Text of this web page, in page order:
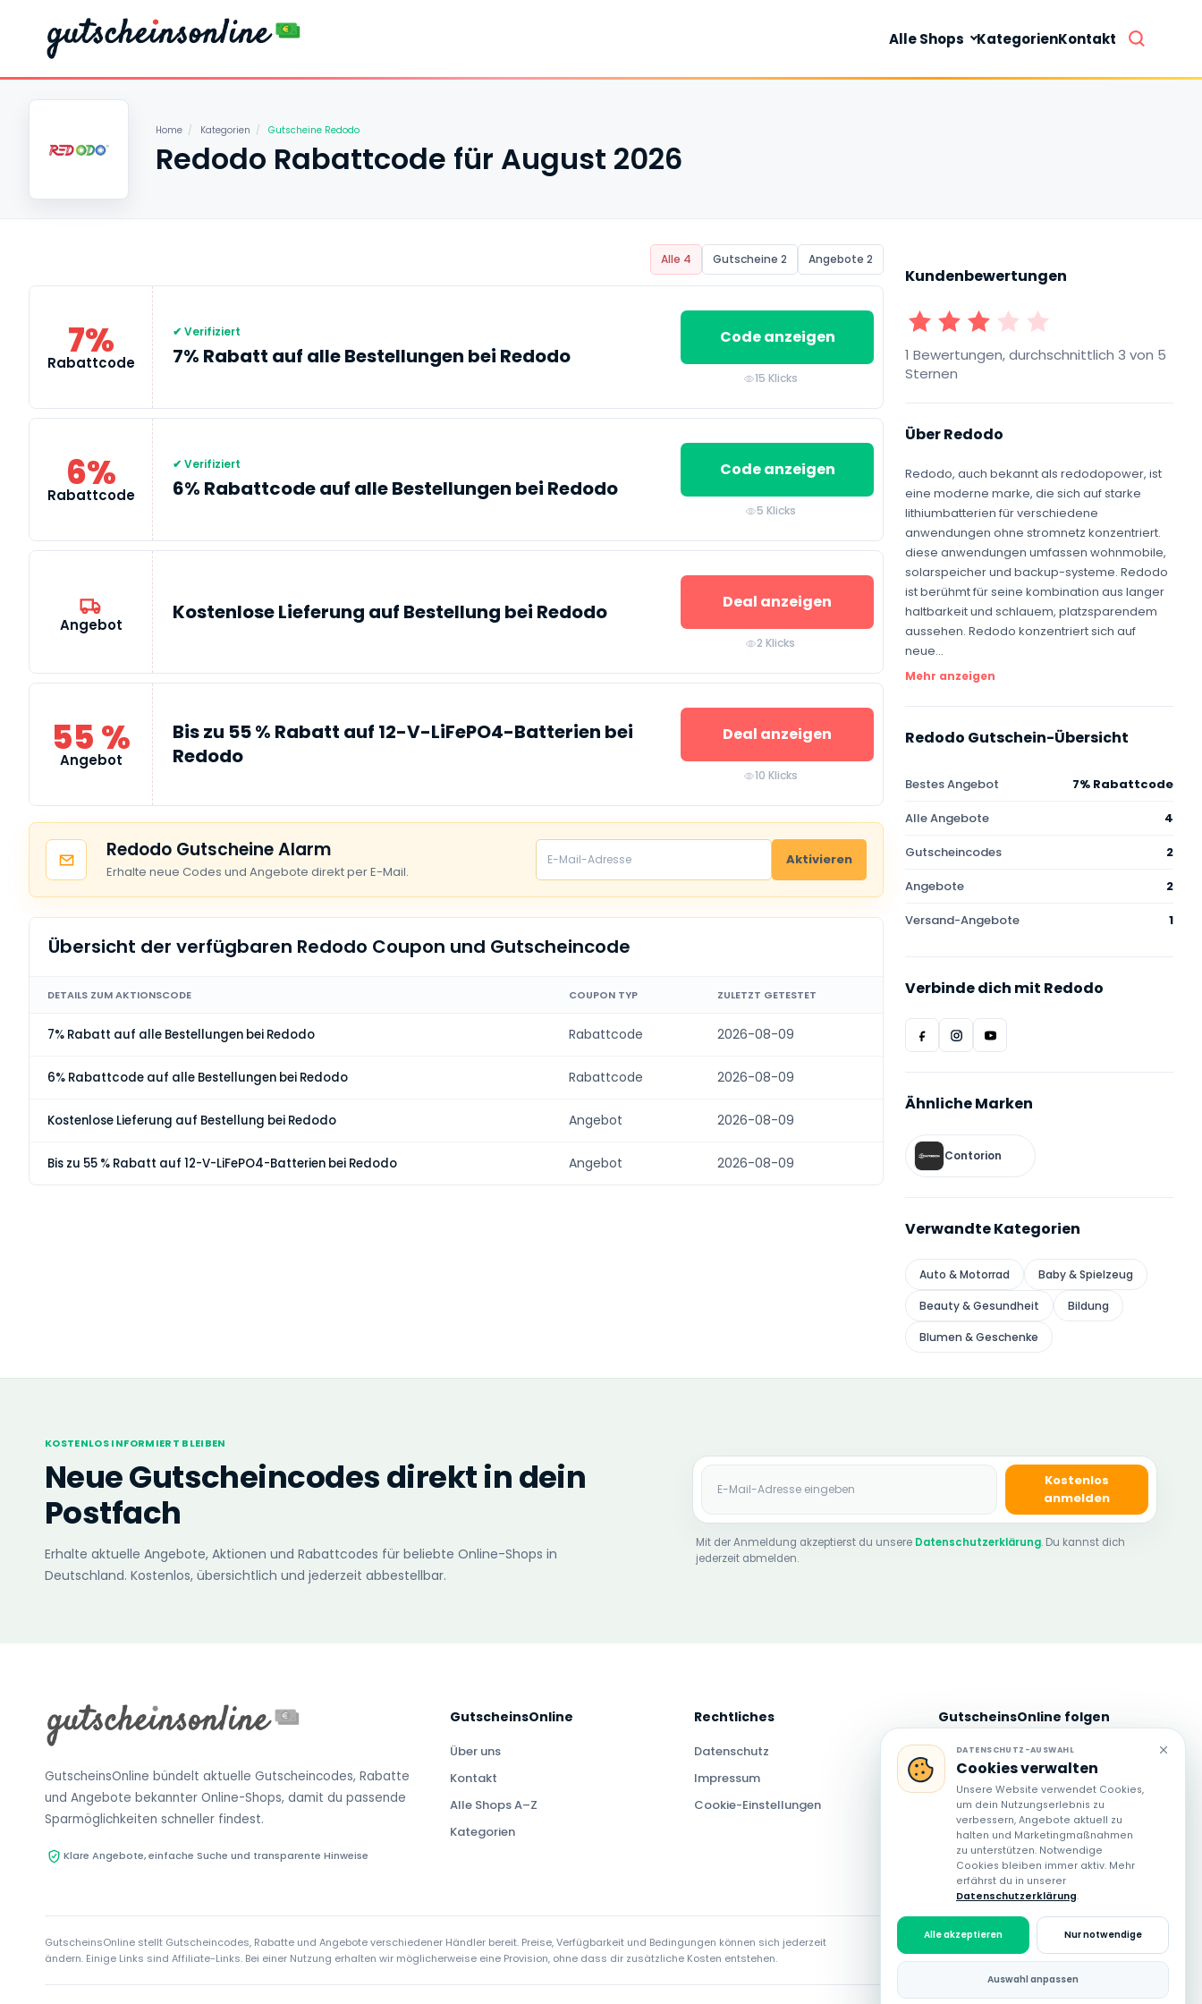
Alle Shops KategorienKontakt
Home / Kategorien / Gutscheine Redodo
Redodo Rabattcode für August 2026
Alle 4 Gutscheine 2 Angebote 2
7%
Rabattcode
✔ Verifiziert
7% Rabatt auf alle Bestellungen bei Redodo
Code anzeigen
15 Klicks
6%
Rabattcode
✔ Verifiziert
6% Rabattcode auf alle Bestellungen bei Redodo
Code anzeigen
5 Klicks
Angebot
Kostenlose Lieferung auf Bestellung bei Redodo Deal anzeigen
2 Klicks
55 %
Angebot
Bis zu 55 % Rabatt auf 12-V-LiFePO4-Batterien bei
Redodo
Deal anzeigen
10 Klicks
Redodo Gutscheine Alarm
Erhalte neue Codes und Angebote direkt per E-Mail.
Aktivieren
Übersicht der verfügbaren Redodo Coupon und Gutscheincode
DETAILS ZUM AKTIONSCODE COUPON TYP ZULETZT GETESTET
7% Rabatt auf alle Bestellungen bei Redodo Rabattcode 2026-08-09
6% Rabattcode auf alle Bestellungen bei Redodo Rabattcode 2026-08-09
Kostenlose Lieferung auf Bestellung bei Redodo Angebot 2026-08-09
Bis zu 55 % Rabatt auf 12-V-LiFePO4-Batterien bei Redodo Angebot 2026-08-09
Kundenbewertungen
1 Sterne2 Sterne3 Sterne4 Sterne5 Sterne
1 Bewertungen, durchschnittlich 3 von 5
Sternen
Über Redodo
Redodo, auch bekannt als redodopower, ist
eine moderne marke, die sich auf starke
lithiumbatterien für verschiedene
anwendungen ohne stromnetz konzentriert.
diese anwendungen umfassen wohnmobile,
solarspeicher und backup-systeme. Redodo
ist berühmt für seine kombination aus langer
haltbarkeit und schlauem, platzsparendem
aussehen. Redodo konzentriert sich auf
neue...
Mehr anzeigen
Redodo Gutschein-Übersicht
Bestes Angebot
7% Rabattcode
Alle Angebote
4
Gutscheincodes
2
Angebote
2
Versand-Angebote
1
Verbinde dich mit Redodo
Ähnliche Marken
Contorion
Verwandte Kategorien
Auto & Motorrad Baby & Spielzeug
Beauty & Gesundheit Bildung
Blumen & Geschenke
KOSTENLOS INFORMIERT BLEIBEN
Neue Gutscheincodes direkt in dein
Postfach
Erhalte aktuelle Angebote, Aktionen und Rabattcodes für beliebte Online-Shops in
Deutschland. Kostenlos, übersichtlich und jederzeit abbestellbar.
E-Mail-Adresse
Kostenlos
anmelden
Mit der Anmeldung akzeptierst du unsere Datenschutzerklärung. Du kannst dich
jederzeit abmelden.
GutscheinsOnline bündelt aktuelle Gutscheincodes, Rabatte
und Angebote bekannter Online-Shops, damit du passende
Sparmöglichkeiten schneller findest.
Klare Angebote, einfache Suche und transparente Hinweise
GutscheinsOnline
Über uns
Kontakt
Alle Shops A–Z
Kategorien
Rechtliches
Datenschutz
Impressum
Cookie-Einstellungen
GutscheinsOnline folgen
Neue Angebote und Spartipps auch
über unsere Social-Media-Kanäle
entdecken.
GutscheinsOnline stellt Gutscheincodes, Rabatte und Angebote verschiedener Händler bereit. Preise, Verfügbarkeit und Bedingungen können sich jederzeit
ändern. Einige Links sind Affiliate-Links. Bei einer Nutzung erhalten wir möglicherweise eine Provision, ohne dass dir zusätzliche Kosten entstehen.
DATENSCHUTZ-AUSWAHL
Cookies verwalten
Unsere Website verwendet Cookies,
um dein Nutzungserlebnis zu
verbessern, Angebote aktuell zu
halten und Marketingmaßnahmen
zu unterstützen. Notwendige
Cookies bleiben immer aktiv. Mehr
erfährst du in unserer
Datenschutzerklärung.
Alle akzeptieren Nur notwendige
Auswahl anpassen